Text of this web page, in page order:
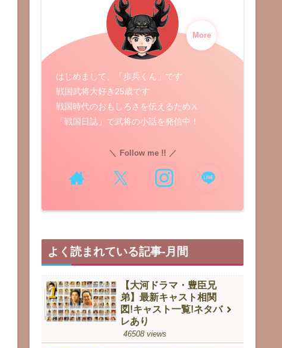
More
はじめまして、「歩兵くん」です
戦国武将大好き25歳です
戦国時代のおもしろさを伝えるため⚔️
「戦国日誌」で武将の小話を発信中！
Follow me !!
よく読まれている記事-月間
【大河ドラマ・豊臣兄
弟】最新キャスト相関
図!キャスト一覧!ネタバ
レあり
46508 views